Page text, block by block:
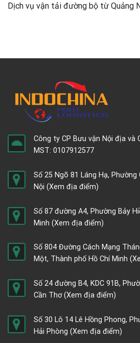
Dịch vụ vận tải đường bộ từ Quảng
Công ty CP Bưu vận Nội địa và
MST: 0107912577
Số 25 Ngõ 81 Láng Hạ,
Nội (Xem địa điểm)
Số 87 đường A4, Phường Bảy
Minh (Xem địa điểm)
Số 804 Đường Cách Mạng
Một, Thành phố Hồ Chí Minh
Số 24 đường B4, KDC 91B,
Cần Thơ(Xem địa điểm)
Số 30 Lô 14 Lê Hồng Phong,
Hải Phòng (Xem địa điểm)